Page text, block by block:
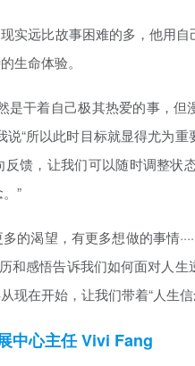
实远比故事困难的多，他用
生命体验。
是干着自己极其热爱的事，但
“所以此时目标就显得尤为重
馈，让我们可以随时调整状
”
渴望，有更多想做的事情
和感悟告诉我们如何面对人
在开始，让我们带着“人生信
中心主任 Vivi Fang